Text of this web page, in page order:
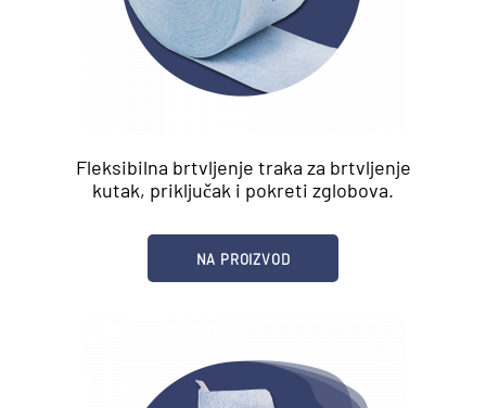
Fleksibilna brtvljenje traka za brtvljenje
kutak, priključak i pokreti zglobova.
NA PROIZVOD